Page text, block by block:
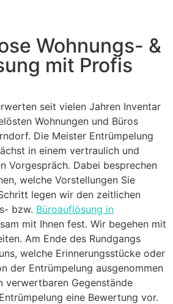
Wohnungs- &
mit Profis
seit vielen Jahren Inventar
Wohnungen und Büros
Die Meister Entrümpelung
in einem vertraulich und
Vorgespräch. Dabei besprechen
welche Vorstellungen Sie
legen wir den zeitlichen
bzw. Büroauflösung in
mit Ihnen fest. Wir begehen mit
Am Ende des Rundgangs
welche Erinnerungsstücke oder
der Entrümpelung ausgenommen
verwertbaren Gegenstände
eine Bewertung vor.